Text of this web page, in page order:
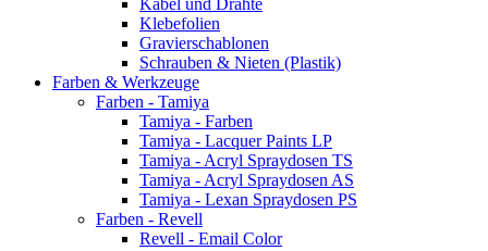
Kabel und Drähte
Klebefolien
Gravierschablonen
Schrauben & Nieten (Plastik)
Farben & Werkzeuge
Farben - Tamiya
Tamiya - Farben
Tamiya - Lacquer Paints LP
Tamiya - Acryl Spraydosen TS
Tamiya - Acryl Spraydosen AS
Tamiya - Lexan Spraydosen PS
Farben - Revell
Revell - Email Color